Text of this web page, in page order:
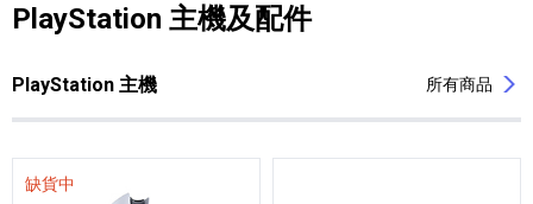
PlayStation 主機及配件
列表內容
PlayStation 主機 所有商品
缺貨中